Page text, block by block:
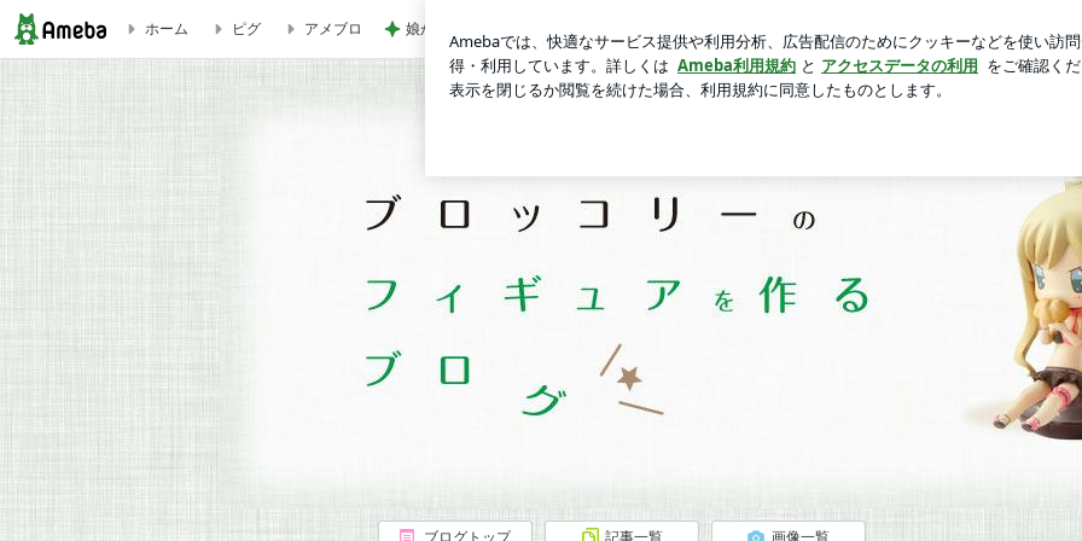
【フィギュア化決定！】Z/X（ゼクス） ソードスナイパー リゲル | ブロッコリーフィギュアのブログ
ホーム ピグ アメブロ 娘が大興奮し並べなかった行列 ログ
ブログトップ 記事一覧 画像一覧